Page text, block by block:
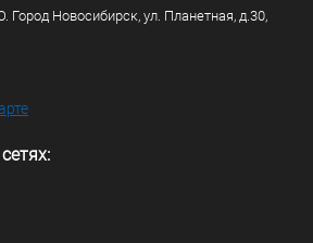
Город Новосибирск, ул. Планетная, д.30,